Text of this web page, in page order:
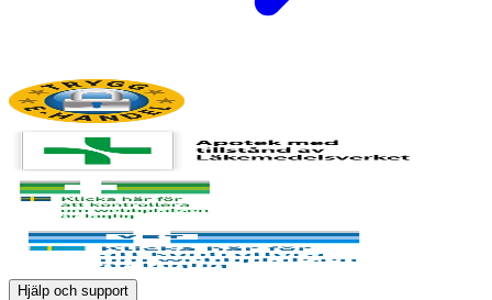
Hjälp och support